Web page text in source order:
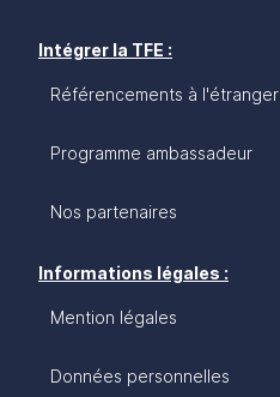
Intégrer la TFE :
Référencements à l'étranger
Programme ambassadeur
Nos partenaires
Informations légales :
Mention légales
Données personnelles